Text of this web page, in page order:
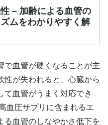
– 加齢による血管の
ムをわかりやすく解
で血管が硬くなることが主
性が失われると、心臓から
て血管がうまく対応でき
血圧サプリに含まれるエ
る血管のしなやかさ低下を